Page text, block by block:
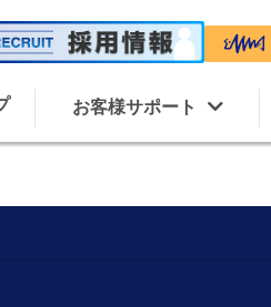
お客様サポート